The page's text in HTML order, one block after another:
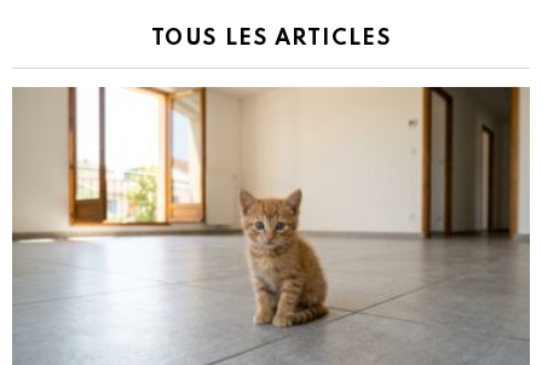
TOUS LES ARTICLES